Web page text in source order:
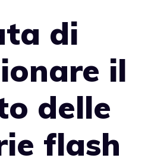
di
il
delle
flash